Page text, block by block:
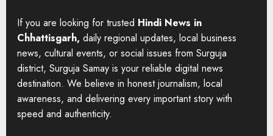
If you are looking for trusted Hindi News in
Chhattisgarh, daily regional updates, local business
news, cultural events, or social issues from Surguja
district, Surguja Samay is your reliable digital news
destination. We believe in honest journalism, local
awareness, and delivering every important story with
speed and authenticity.